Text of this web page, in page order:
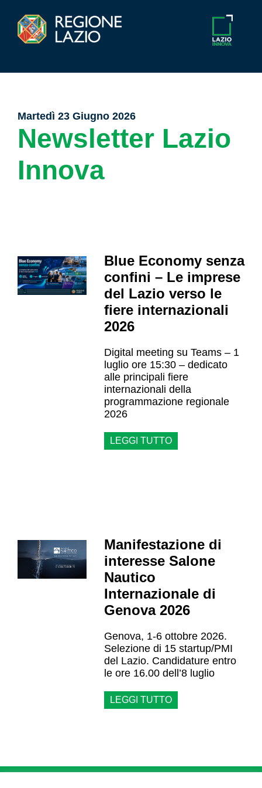
Martedì 23 Giugno 2026
Newsletter Lazio
Innova
Blue Economy senza
confini – Le imprese
del Lazio verso le
fiere internazionali
2026
Digital meeting su Teams – 1
luglio ore 15:30 – dedicato
alle principali fiere
internazionali della
programmazione regionale
2026
LEGGI TUTTO
Manifestazione di
interesse Salone
Nautico
Internazionale di
Genova 2026
Genova, 1-6 ottobre 2026.
Selezione di 15 startup/PMI
del Lazio. Candidature entro
le ore 16.00 dell’8 luglio
LEGGI TUTTO